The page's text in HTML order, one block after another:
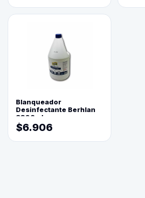
Blanqueador
Desinfectante Berhlan
3800ml
$6.906